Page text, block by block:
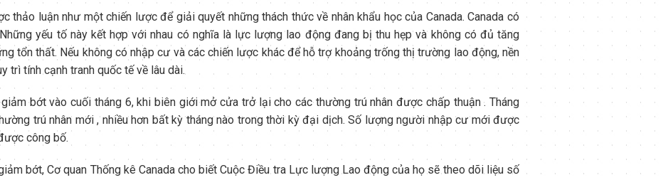
thảo luận như một chiến lược để giải quyết những thách thức về nhân khẩu học của Canada. Canada có
yếu tố này kết hợp với nhau có nghĩa là lực lượng lao động đang bị thu hẹp và không có đủ tăng
tổn thất. Nếu không có nhập cư và các chiến lược khác để hỗ trợ khoảng trống thị trường lao động, nền
trì tính cạnh tranh quốc tế về lâu dài.
bớt vào cuối tháng 6, khi biên giới mở cửa trở lại cho các thường trú nhân được chấp thuận . Tháng
trú nhân mới , nhiều hơn bất kỳ tháng nào trong thời kỳ đại dịch. Số lượng người nhập cư mới được
công bố.
bớt, Cơ quan Thống kê Canada cho biết Cuộc Điều tra Lực lượng Lao động của họ sẽ theo dõi liệu số